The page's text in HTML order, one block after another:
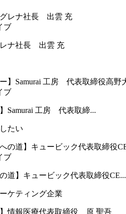
ブ
レナ社長 出雲 充
ブ
Samurai 工房 代表取締...
たい
ブ
道】キュービック代表取締役CE...
ケティング企業